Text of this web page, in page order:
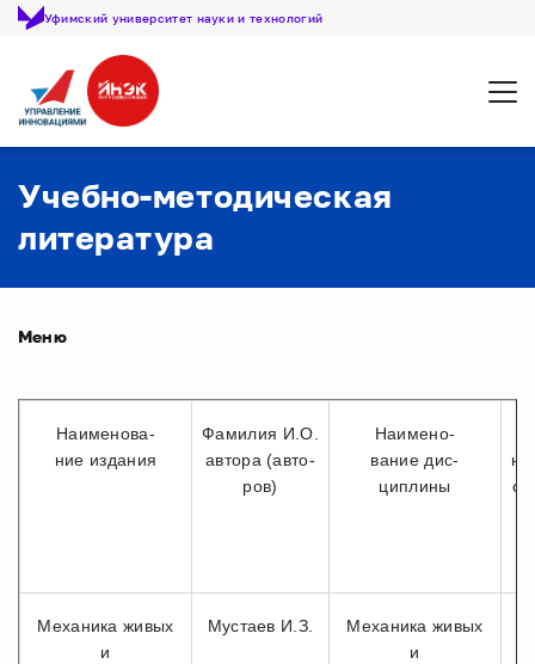
Уфимский университет науки и технологий
Учебно-методическая
литература
Меню
Наименова-
ние издания
Фамилия И.О.
автора (авто-
ров)
Наимено-
вание дис-
циплины
Механика живых
и
Мустаев И.З.
Механика живых
и